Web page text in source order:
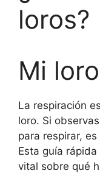
loros?
Mi
La respiración
loro. Si
para respirar,
Esta guía
vital sobre qué